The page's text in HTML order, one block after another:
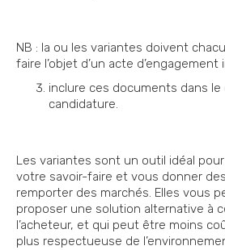
NB : la ou les variantes doivent
faire l’objet d’un acte d’engagement
inclure ces documents dans le
candidature.
Les variantes sont un outil idéal
votre savoir-faire et vous donner
remporter des marchés. Elles vous
proposer une solution alternative à
l’acheteur, et qui peut être moins
plus respectueuse de